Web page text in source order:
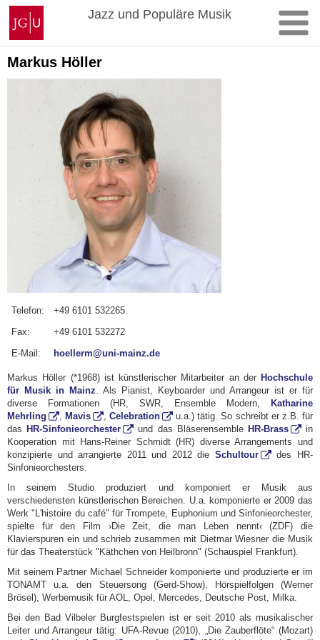
Zum
Inhalt
springen
Johannes
Gutenberg-
Universität
Mainz
Jazz und Populäre Musik
Markus Höller
Telefon:
+49 6101 532265
Fax:
+49 6101 532272
E-Mail:
hoellerm@uni-mainz.de
Markus Höller (*1968) ist künstlerischer Mitarbeiter an der Hochschule
für Musik in Mainz . Als Pianist, Keyboarder und Arrangeur ist er für
diverse Formationen (HR, SWR, Ensemble Modern, Katharine
Mehrling
,Mavis ,Celebration
u.a.) tätig. So schreibt er z.B. für
dasHR-Sinfonieorchester und das Bläserensemble HR-Brass
in
Kooperation mit Hans-Reiner Schmidt (HR) diverse Arrangements und
konzipierte und arrangierte 2011 und 2012 die Schultour
des HR-
Sinfonieorchesters.
In seinem Studio produziert und komponiert er Musik aus
verschiedensten künstlerischen Bereichen. U.a. komponierte er 2009 das
Werk "L'histoire du café" für Trompete, Euphonium und Sinfonieorchester,
spielte für den Film ›Die Zeit, die man Leben nennt‹ (ZDF) die
Klavierspuren ein und schrieb zusammen mit Dietmar Wiesner die Musik
für das Theaterstück "Käthchen von Heilbronn" (Schauspiel Frankfurt).
Mit seinem Partner Michael Schneider komponierte und produzierte er im
TONAMT u.a. den Steuersong (Gerd-Show), Hörspielfolgen (Werner
Brösel), Werbemusik für AOL, Opel, Mercedes, Deutsche Post, Milka.
Bei den Bad Vilbeler Burgfestspielen ist er seit 2010 als musikalischer
Leiter und Arrangeur tätig: UFA-Revue (2010), „Die Zauberflöte“ (Mozart)